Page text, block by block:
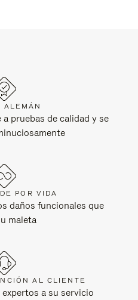
ALEMÁN
pruebas de calidad y se
POR VIDA
daños funcionales que
maleta
AL CLIENTE
a su servicio